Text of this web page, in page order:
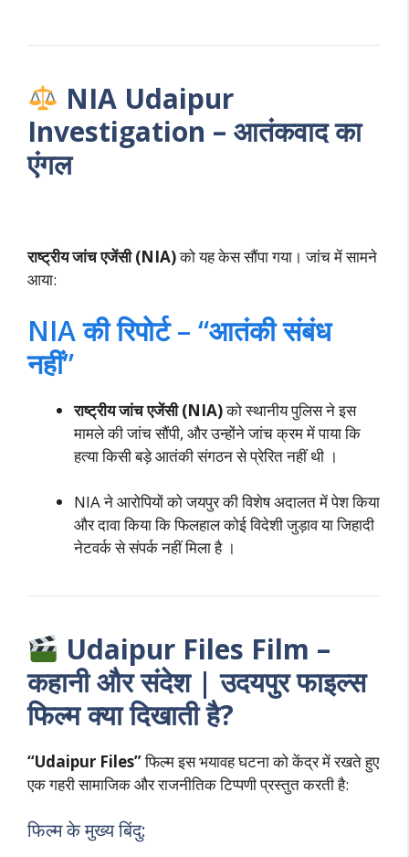
NIA Udaipur
Investigation – आतंकवाद का
एंगल
राष्ट्रीय जांच एजेंसी (NIA)को यह केस सौंपा गया। जांच में सामने
आया:
NIA की रिपोर्ट – “आतंकी संबंध
नहीं”
राष्ट्रीय जांच एजेंसी (NIA)को स्थानीय पुलिस ने इस
मामले की जांच सौंपी, और उन्होंने जांच क्रम में पाया कि
हत्या किसी बड़े आतंकी संगठन से प्रेरित नहीं थी ।
NIA ने आरोपियों को जयपुर की विशेष अदालत में पेश किया
और दावा किया कि फिलहाल कोई विदेशी जुड़ाव या जिहादी
नेटवर्क से संपर्क नहीं मिला है।
Udaipur Files Film –
कहानी और संदेश | उदयपुर फाइल्स
फिल्म क्या दिखाती है?
“Udaipur Files”फिल्म इस भयावह घटना को केंद्र में रखते हुए
एक गहरी सामाजिक और राजनीतिक टिप्पणी प्रस्तुत करती है:
फिल्म के मुख्य बिंदु: